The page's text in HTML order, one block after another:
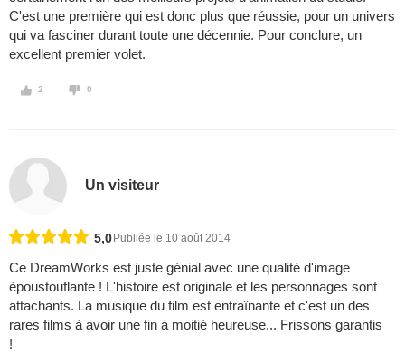
C'est une première qui est donc plus que réussie, pour un univers
qui va fasciner durant toute une décennie. Pour conclure, un
excellent premier volet.
2 0
Un visiteur
5,0 Publiée le 10 août 2014
Ce DreamWorks est juste génial avec une qualité d'image
époustouflante ! L'histoire est originale et les personnages sont
attachants. La musique du film est entraînante et c'est un des
rares films à avoir une fin à moitié heureuse... Frissons garantis
!